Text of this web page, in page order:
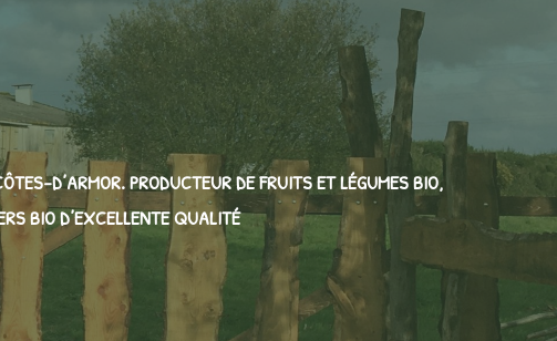
D’ARMOR. PRODUCTEUR DE FRUITS ET LÉGUMES BIO,
BIO D’EXCELLENTE QUALITÉ